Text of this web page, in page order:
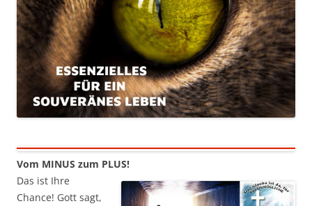
Vom MINUS zum PLUS!
Das ist Ihre
Chance! Gott sagt,